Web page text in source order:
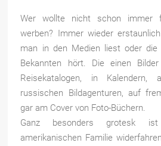
Wer wollte nicht schon immer
werben? Immer wieder
man in den Medien liest oder die
Bekannten hört. Die einen
Reisekatalogen, in Kalendern,
russischen Bildagenturen, auf
gar am Cover von Foto-Büchern.
Ganz besonders grotesk
amerikanischen Familie